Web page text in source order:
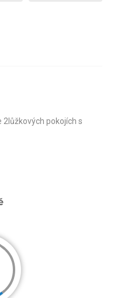
2lůžkových pokojích s